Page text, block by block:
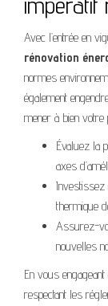
Avec l’entrée en
rénovation
normes
également
mener à bien
Évaluez la
axes
Investissez
thermique
Assurez-
nouvelles
En vous
respectant les